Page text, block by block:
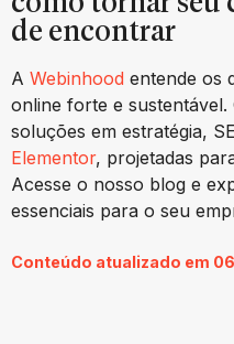
de encontrar
A Webinhood entende os
online forte e
soluções em estratégia,
Elementor, projetadas
Acesse o nosso blog e
essenciais para o seu
Conteúdo atualizado em